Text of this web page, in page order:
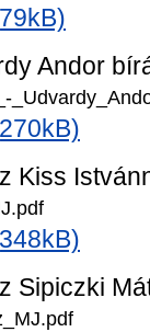
Andor
Kiss
Sipiczki